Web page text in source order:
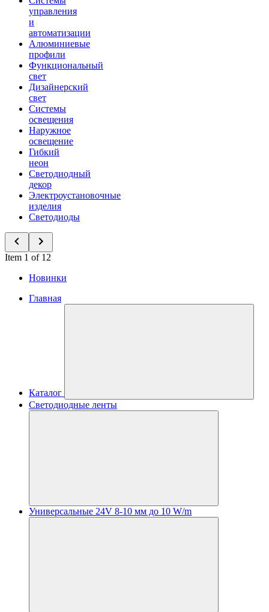
управления
и
автоматизации
Алюминиевые
профили
Функциональный
свет
Дизайнерский
свет
Системы
освещения
Наружное
освещение
Гибкий
неон
Светодиодный
декор
Электроустановочные
изделия
Светодиоды
Item 1 of 12
Новинки
Главная
Каталог
Светодиодные ленты
Универсальные 24V 8-10 мм до 10 W/m